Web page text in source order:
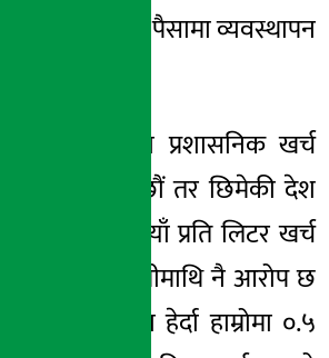
खर्च प्रति लिटर ७० पैसामा व्यवस्थापन
हामीले ७० पैसामा प्रशासनिक खर्च
व्यवस्थापन गरेकाछौं तर छिमेकी देश
भारतमा भने २ रुपैयाँ प्रति लिटर खर्च
गर्छन्, तर अझै हामीमाथि नै आरोप छ
। सेल्सकै भोलुममा हेर्दा हाम्रोमा ०.५